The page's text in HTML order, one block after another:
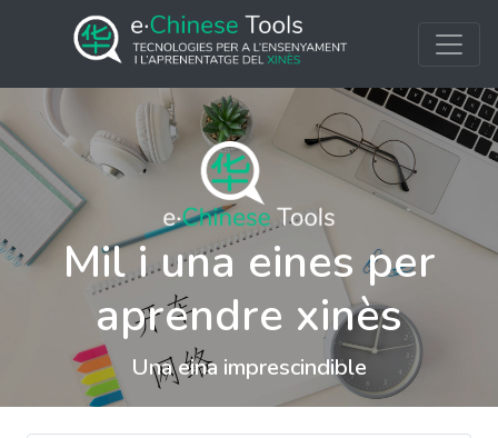
Mil i una eines per
aprendre xinès
Una eina imprescindible